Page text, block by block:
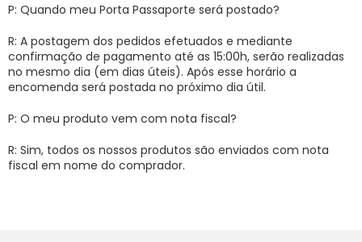
P: Quando meu Porta Passaporte será postado?
R: A postagem dos pedidos efetuados e mediante
confirmação de pagamento até as 15:00h, serão realizadas
no mesmo dia (em dias úteis). Após esse horário a
encomenda será postada no próximo dia útil.
P: O meu produto vem com nota fiscal?
R: Sim, todos os nossos produtos são enviados com nota
fiscal em nome do comprador.